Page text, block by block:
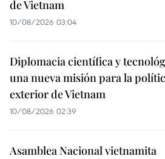
de Vietnam
10/08/2026 03:04
Diplomacia científica y
una nueva misión para la
exterior de Vietnam
10/08/2026 02:39
Asamblea Nacional vietnamita